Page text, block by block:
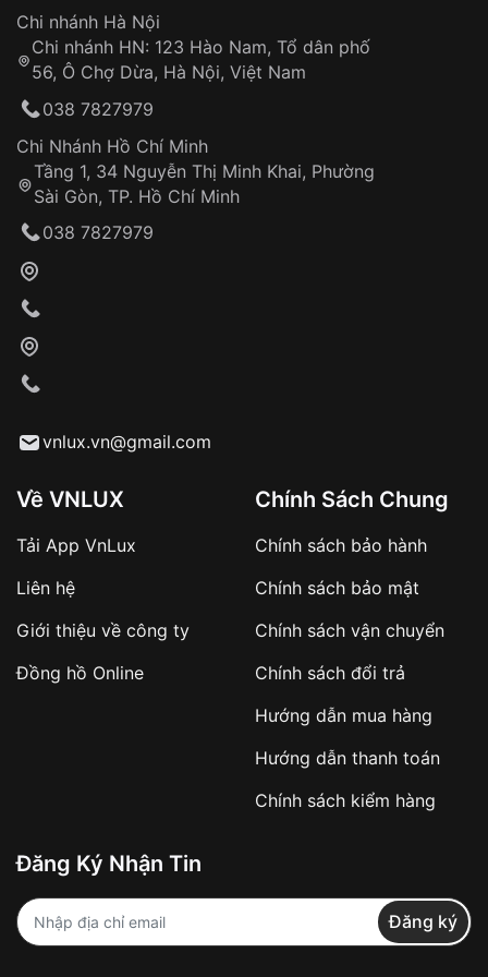
Hotline: 0585 215 215
Từ khóa SEO:
Khách hàng kiểm tra và thanh toán trực tiếp
Từ khóa SEO:
sản phẩm đặc biệt
hàng
Số tiền còn lại thanh toán khi nhận hàng hoặc
✔️ Đảm bảo xử lý đơn hàng nhanh chóng
✔️ Hạn chế tình trạng hủy đơn không mong
Từ khóa SEO:
Đảm bảo quyền lợi khách hàng
Đồng hành cùng khách hàng trong suốt quá
trình sử dụng
Chi nhánh Hà Nội
Chi nhánh HN: 123 Hào Nam, Tổ dân phố
56, Ô Chợ Dừa, Hà Nội, Việt Nam
038 7827979
Chi Nhánh Hồ Chí Minh
Tầng 1, 34 Nguyễn Thị Minh Khai, Phường
Sài Gòn, TP. Hồ Chí Minh
038 7827979
vnlux.vn@gmail.com
Về VNLUX
Tải App VnLux
Liên hệ
Giới thiệu về công ty
Đồng hồ Online
Chính Sách Chung
Chính sách bảo hành
Chính sách bảo mật
Chính sách vận chuyển
Chính sách đổi trả
Hướng dẫn mua hàng
Hướng dẫn thanh toán
Chính sách kiểm hàng
Đăng Ký Nhận Tin
Đăng ký